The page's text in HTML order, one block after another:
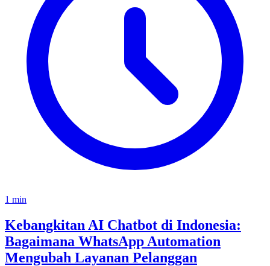
1 min
Kebangkitan AI Chatbot di Indonesia:
Bagaimana WhatsApp Automation
Mengubah Layanan Pelanggan